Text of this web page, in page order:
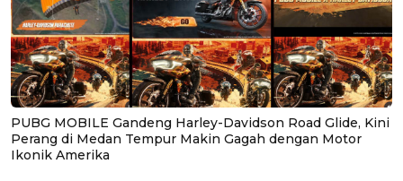
PUBG MOBILE Gandeng Harley-Davidson Road Glide, Kini
Perang di Medan Tempur Makin Gagah dengan Motor
Ikonik Amerika